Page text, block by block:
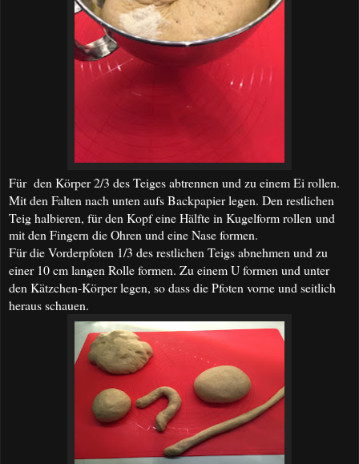
Für den Körper 2/3 des Teiges abtrennen und zu einem Ei rollen.
Mit den Falten nach unten aufs Backpapier legen. Den restlichen
Teig halbieren, für den Kopf eine Hälfte in Kugelform rollen und
mit den Fingern die Ohren und eine Nase formen.
Für die Vorderpfoten 1/3 des restlichen Teigs abnehmen und zu
einer 10 cm langen Rolle formen. Zu einem U formen und unter
den Kätzchen-Körper legen, so dass die Pfoten vorne und seitlich
heraus schauen.